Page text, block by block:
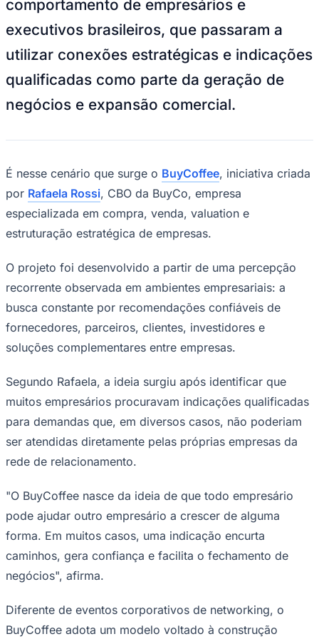
NBA
Fórmula 1
Tênis (ATP)
NHL
Vôlei
Brasileirão Série A
Brasileirão Série B
Paulistão
Copa do Brasil
Libertadores
Sul-Americana
Premier League
La Liga
Mundial 2026
Times - Ir direto
comportamento de empresários e
executivos brasileiros, que passaram a
utilizar conexões estratégicas e indicações
qualificadas como parte da geração de
negócios e expansão comercial.
É nesse cenário que surge o BuyCoffee, iniciativa criada
por Rafaela Rossi, CBO da BuyCo, empresa
especializada em compra, venda, valuation e
estruturação estratégica de empresas.
O projeto foi desenvolvido a partir de uma percepção
recorrente observada em ambientes empresariais: a
busca constante por recomendações confiáveis de
fornecedores, parceiros, clientes, investidores e
soluções complementares entre empresas.
Segundo Rafaela, a ideia surgiu após identificar que
muitos empresários procuravam indicações qualificadas
para demandas que, em diversos casos, não poderiam
ser atendidas diretamente pelas próprias empresas da
rede de relacionamento.
"O BuyCoffee nasce da ideia de que todo empresário
pode ajudar outro empresário a crescer de alguma
forma. Em muitos casos, uma indicação encurta
caminhos, gera confiança e facilita o fechamento de
negócios", afirma.
Diferente de eventos corporativos de networking, o
BuyCoffee adota um modelo voltado à construção